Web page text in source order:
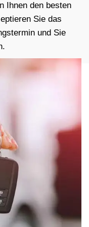
Ihnen den besten
Sie das
und Sie